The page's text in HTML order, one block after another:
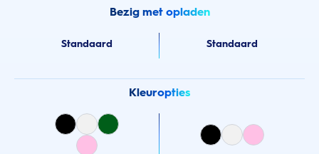
Bezig met opladen
Standaard Standaard
Kleuropties